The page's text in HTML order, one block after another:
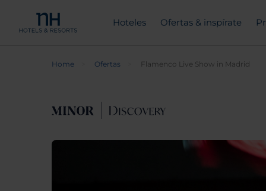
Hoteles Ofertas & inspírate
Home Ofertas Flamenco Live Show in Madrid